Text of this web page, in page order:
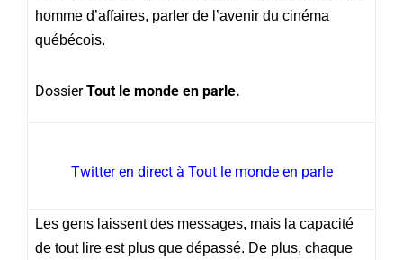
homme d’affaires, parler de l’avenir du cinéma
québécois.
DossierTout le monde en parle.
Twitter en direct à Tout le monde en parle
Les gens laissent des messages, mais la capacité
de tout lire est plus que dépassé. De plus, chaque